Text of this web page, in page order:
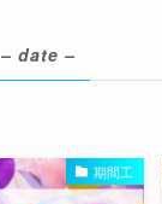
– date –
期間工